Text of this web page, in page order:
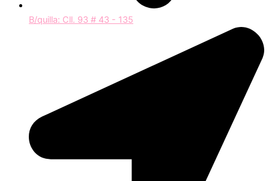
B/quilla: Cll. 93 # 43 - 135